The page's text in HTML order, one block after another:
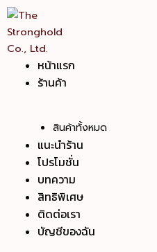
Skip
content
หน้าแรก
ร้านค้า
สินค้าทั้งหมด
แนะนำร้าน
โปรโมชั่น
บทความ
สิทธิพิเศษ
ติดต่อเรา
บัญชีของฉัน